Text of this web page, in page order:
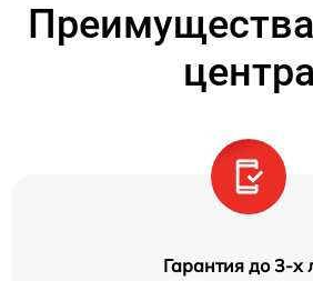
центра
Гарантия до 3-х